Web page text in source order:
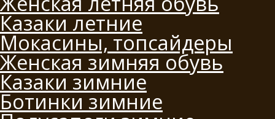
Казаки летние
Мокасины, топсайдеры
Женская зимняя обувь
Казаки зимние
Ботинки зимние